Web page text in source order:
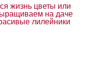
жизнь цветы или
на даче
лилейники